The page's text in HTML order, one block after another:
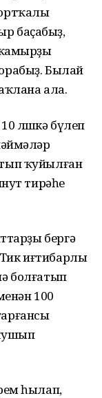
баҫабыҙ,
Былай
ала.
өлөшкә бүлеп
ҡуйылған
тирәһе
бергә
иғтибарлы
болғатып
100
һылап,